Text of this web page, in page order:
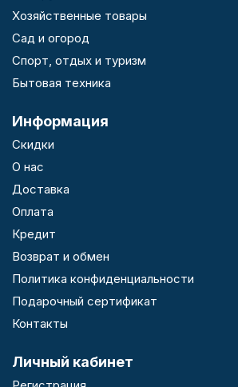
Хозяйственные товары
Сад и огород
Спорт, отдых и туризм
Бытовая техника
Информация
Скидки
О нас
Доставка
Оплата
Кредит
Возврат и обмен
Политика конфиденциальности
Подарочный сертификат
Контакты
Личный кабинет